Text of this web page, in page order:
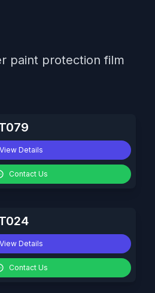
paint protection film
View Details
Contact Us
View Details
Contact Us